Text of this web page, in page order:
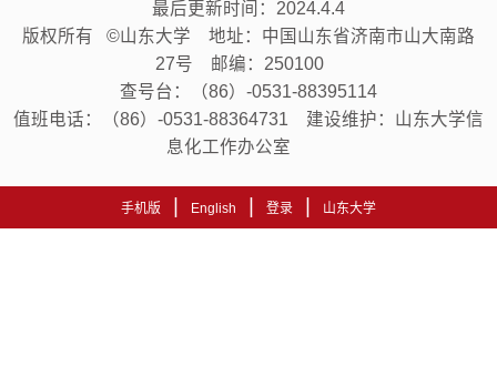
最后更新时间： 2024.4.4
版权所有 ©山东大学 地址：中国山东省济南市山大南路
27号 邮编：250100
查号台：（86）-0531-88395114
值班电话：（86）-0531-88364731 建设维护：山东大学信
息化工作办公室
手机版 English 登录 山东大学